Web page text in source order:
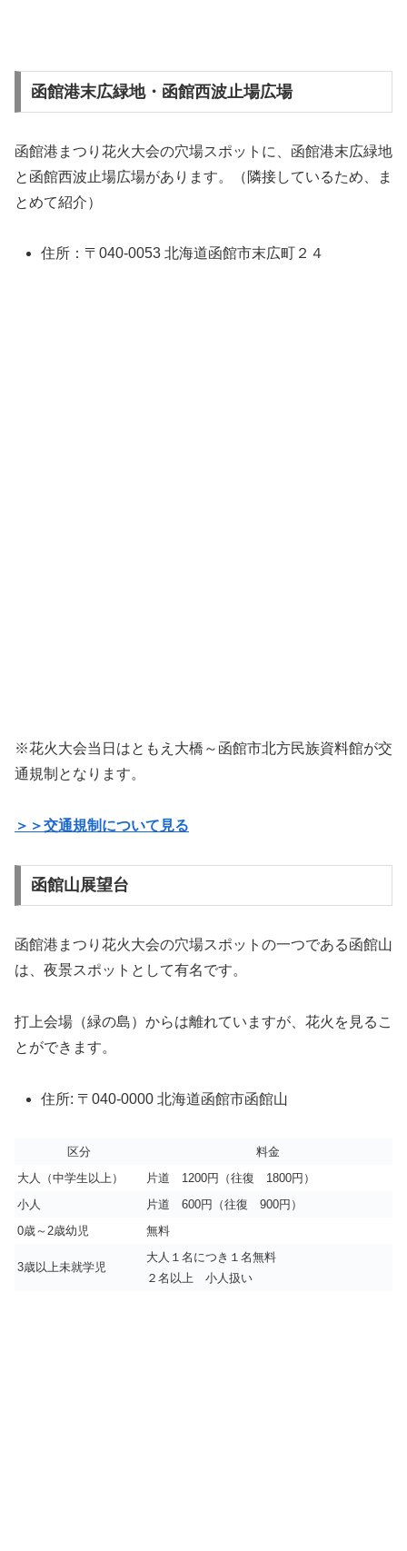
函館港末広緑地・函館西波止場広場
函館港まつり花火大会の穴場スポットに、函館港末広緑地
と函館西波止場広場があります。（隣接しているため、ま
とめて紹介）
住所：〒040-0053 北海道函館市末広町２４
※花火大会当日はともえ大橋～函館市北方民族資料館が交
通規制となります。
＞＞交通規制について見る
函館山展望台
函館港まつり花火大会の穴場スポットの一つである函館山
は、夜景スポットとして有名です。
打上会場（緑の島）からは離れていますが、花火を見るこ
とができます。
住所: 〒040-0000 北海道函館市函館山
区分
料金
大人（中学生以上）
片道 1200円（往復 1800円）
小人
片道 600円（往復 900円）
0歳～2歳幼児
無料
3歳以上未就学児
大人１名につき１名無料
２名以上 小人扱い